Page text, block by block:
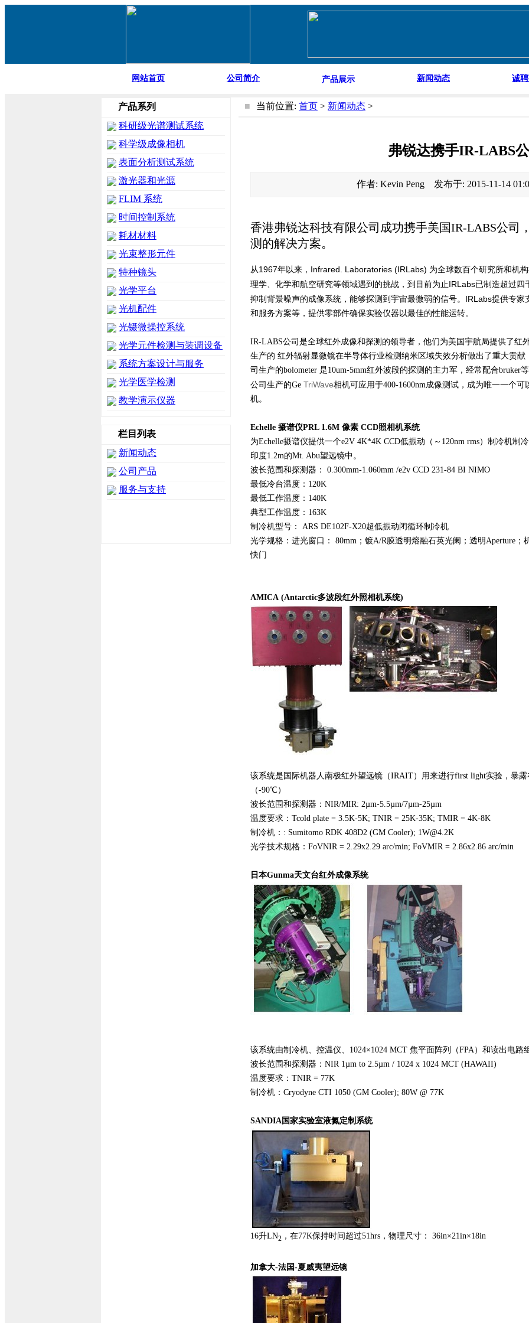
网站首页 公司简介 产品展示 新闻动态 诚
产品系列
科研级光谱测试系统
科学级成像相机
表面分析测试系统
激光器和光源
FLIM 系统
时间控制系统
耗材材料
光束整形元件
特种镜头
光学平台
光机配件
光镊微操控系统
光学元件检测与装调设备
系统方案设计与服务
光学医学检测
教学演示仪器
栏目列表
新闻动态
公司产品
服务与支持
■ 当前位置: 首页 > 新闻动态 >
弗锐达携手IR-LABS
作者: Kevin Peng 发布于: 2015-11-14
香港弗锐达科技有限公司成功携手美国IR-LABS公司
测的解决方案。
从 1967年以来， Infrared Laboratories (IRLabs) 为全球数百个研究所和机
理学、化学和航空研究等领域遇到的挑战，到目前为止 IRLabs已制造超过四
抑制背景噪声的成像系统，能够探测到宇宙最微弱的信号。 IRLabs提供专家
和服务方案等，提供零部件确保实验仪器以最佳的性能运转。
IR-LABS公司是全球红外成像和探测的领导者，他们为美国宇航局提供了红
生产的 红外辐射显微镜在半导体行业检测纳米区域失效分析做出了重大贡
司生产的bolometer 是10um-5mm红外波段的探测的主力军，经常配合bruker
公司生产的Ge TriWave相机可应用于400-1600nm成像测试，成为唯一一个
机。
Echelle 摄谱仪PRL 1.6M 像素 CCD照相机系统
为Echelle摄谱仪提供一个e2V 4K*4K CCD低振动（～120nm rms）制冷机制
印度1.2m的Mt. Abu望远镜中。
波长范围和探测器： 0.300mm-1.060mm /e2v CCD 231-84 BI NIMO
最低冷台温度：120K
最低工作温度：140K
典型工作温度：163K
制冷机型号： ARS DE102F-X20超低振动闭循环制冷机
光学规格：进光窗口： 80mm；镀A/R膜透明熔融石英光阑；透明Aperture；
快门
AMICA (Antarctic多波段红外照相机系统)
该系统是国际机器人南极红外望远镜（IRAIT）用来进行first light实验，暴
（-90℃）
波长范围和探测器：NIR/MIR: 2µm-5.5µm/7µm-25µm
温度要求：Tcold plate = 3.5K-5K; TNIR = 25K-35K; TMIR = 4K-8K
制冷机：: Sumitomo RDK 408D2 (GM Cooler); 1W@4.2K
光学技术规格：FoVNIR = 2.29x2.29 arc/min; FoVMIR = 2.86x2.86 arc/min
日本Gunma天文台红外成像系统
该系统由制冷机、控温仪、1024×1024 MCT 焦平面阵列（FPA）和读出电路
波长范围和探测器：NIR 1µm to 2.5µm / 1024 x 1024 MCT (HAWAII)
温度要求：TNIR = 77K
制冷机：Cryodyne CTI 1050 (GM Cooler); 80W @ 77K
SANDIA国家实验室液氮定制系统
16升LN2 ，在77K保持时间超过51hrs，物理尺寸： 36in×21in×18in
加拿大-法国-夏威夷望远镜